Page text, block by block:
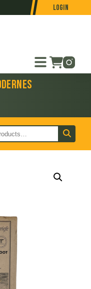
Login